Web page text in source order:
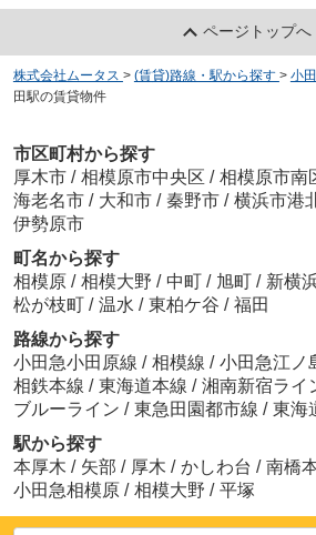
ページトップへ
株式会社ムータス > (賃貸)路線・駅から探す > 小
田駅の賃貸物件
市区町村から探す
厚木市 / 相模原市中央区 / 相模原市南
海老名市 / 大和市 / 秦野市 / 横浜市港
伊勢原市
町名から探す
相模原 / 相模大野 / 中町 / 旭町 / 新横
松が枝町 / 温水 / 東柏ケ谷 / 福田
路線から探す
小田急小田原線 / 相模線 / 小田急江ノ
相鉄本線 / 東海道本線 / 湘南新宿ライ
ブルーライン / 東急田園都市線 / 東海
駅から探す
本厚木 / 矢部 / 厚木 / かしわ台 / 南橋
小田急相模原 / 相模大野 / 平塚